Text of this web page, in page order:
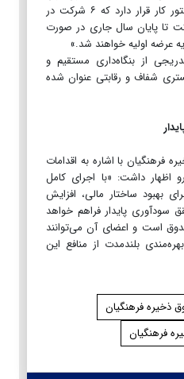
بورسی شدن ۹ شرکت در دستور کار قرار دارد که ۶ شرکت در
اجرایی هستند و ۲ شرکت تا پایان سال جاری در صورت
عرضه اولیه خواهند شد.»
از بنگاه‌داری مستقیم و
شفاف و رقابتی عنوان شده
فرهنگیان با اشاره به اقدامات
اظهار داشت: «با اجرای کامل
بهبود ساختار مالی، افزایش
سودآوری پایدار فراهم خواهد
است و اعضای آن می‌توانند
بلندمدت از منافع این
ذخیره فرهنگیان
فرهنگیان